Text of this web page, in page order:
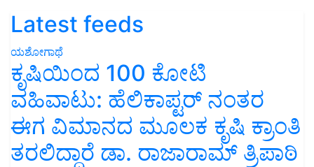
Latest feeds
ಯಶೋಗಾಥೆ
ಕೃಷಿಯಿಂದ 100 ಕೋಟಿ
ವಹಿವಾಟು: ಹೆಲಿಕಾಪ್ಟರ್ ನಂತರ
ಈಗ ವಿಮಾನದ ಮೂಲಕ ಕೃಷಿ ಕ್ರಾಂತಿ
ತರಲಿದ್ದಾರೆ ಡಾ. ರಾಜಾರಾಮ್ ತ್ರಿಪಾಠಿ